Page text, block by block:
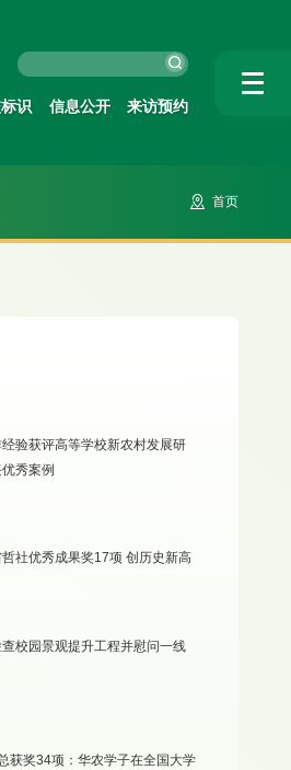
识 信息公开 来访预约
首页
验获评高等学校新农村发展研
秀案例
华农获广东省哲社优秀成果奖17项 创历史新高
校园景观提升工程并慰问一线
获奖34项：华农学子在全国大学